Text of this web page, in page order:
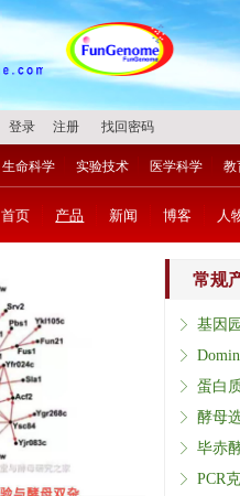
找回密码
登录 注册
生命科学 实验技术 医学科学 教
首页 产品 新闻 博客 人
常规
ꁕ
ꁕ
ꁕ
蛋白
ꁕ
ꁕ
ꁕ
PCR